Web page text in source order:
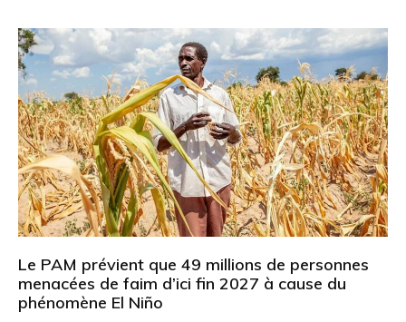
Le PAM prévient que 49 millions de personnes
menacées de faim d’ici fin 2027 à cause du
phénomène El Niño